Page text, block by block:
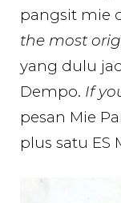
pangsit mie
the most
yang dulu
Dempo. If
pesan Mie
plus satu ES